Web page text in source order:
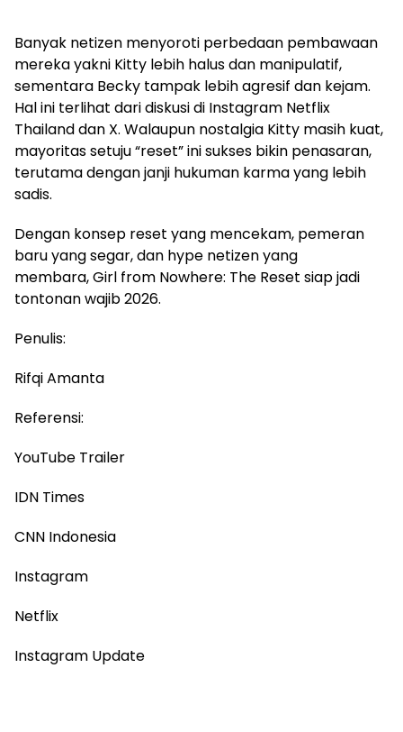
Banyak netizen menyoroti perbedaan pembawaan
mereka yakni Kitty lebih halus dan manipulatif,
sementara Becky tampak lebih agresif dan kejam.
Hal ini terlihat dari diskusi di Instagram Netflix
Thailand dan X. Walaupun nostalgia Kitty masih kuat,
mayoritas setuju “reset” ini sukses bikin penasaran,
terutama dengan janji hukuman karma yang lebih
sadis.
Dengan konsep reset yang mencekam, pemeran
baru yang segar, dan hype netizen yang
membara, Girl from Nowhere: The Reset siap jadi
tontonan wajib 2026.
Penulis:
Rifqi Amanta
Referensi:
YouTube Trailer
IDN Times
CNN Indonesia
Instagram
Netflix
Instagram Update